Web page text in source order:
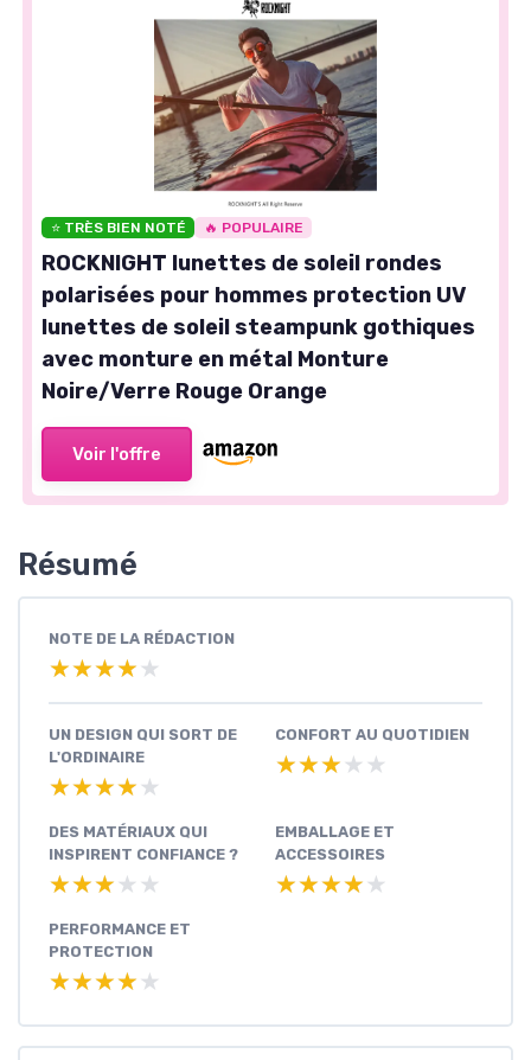
⭐ TRÈS BIEN NOTÉ 🔥 POPULAIRE
ROCKNIGHT lunettes de soleil rondes
polarisées pour hommes protection UV
lunettes de soleil steampunk gothiques
avec monture en métal Monture
Noire/Verre Rouge Orange
Voir l'offre
Résumé
NOTE DE LA RÉDACTION
★★★★★
★★★★★
UN DESIGN QUI SORT DE
L'ORDINAIRE
★★★★★
★★★★★
CONFORT AU QUOTIDIEN
★★★★★
★★★★★
DES MATÉRIAUX QUI
INSPIRENT CONFIANCE ?
★★★★★
★★★★★
EMBALLAGE ET
ACCESSOIRES
★★★★★
★★★★★
PERFORMANCE ET
PROTECTION
★★★★★
★★★★★